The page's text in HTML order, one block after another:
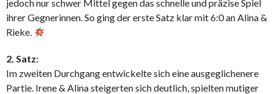
jedoch nur schwer Mittel gegen das schnelle und präzise Spiel
ihrer Gegnerinnen. So ging der erste Satz klar mit 6:0 an Alina &
Rieke.
2. Satz:
Im zweiten Durchgang entwickelte sich eine ausgeglichenere
Partie. Irene & Alina steigerten sich deutlich, spielten mutiger